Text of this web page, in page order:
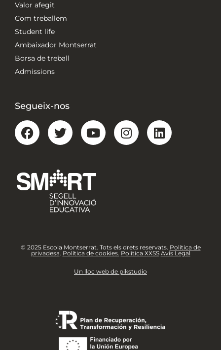
Valor afegit
Com treballem
Student life
Ambaixador Montserrat
Borsa de treball
Admissions
Segueix-nos
© 2025 Escola Montserrat. Tots els drets reservats. Política de
privadesa. Política de cookies. Política XXSS Avís Legal
Un lloc web de pikstudio